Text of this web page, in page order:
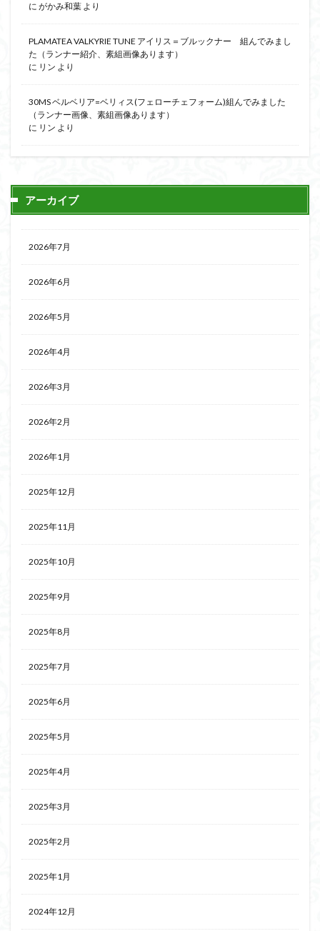
に がかみ和葉 より
PLAMATEA VALKYRIE TUNE アイリス＝ブルックナー 組んでみまし
た（ランナー紹介、素組画像あります）
に リン より
30MS ベルベリア=ベリィス(フェローチェフォーム)組んでみました
（ランナー画像、素組画像あります）
に リン より
アーカイブ
2026年7月
2026年6月
2026年5月
2026年4月
2026年3月
2026年2月
2026年1月
2025年12月
2025年11月
2025年10月
2025年9月
2025年8月
2025年7月
2025年6月
2025年5月
2025年4月
2025年3月
2025年2月
2025年1月
2024年12月